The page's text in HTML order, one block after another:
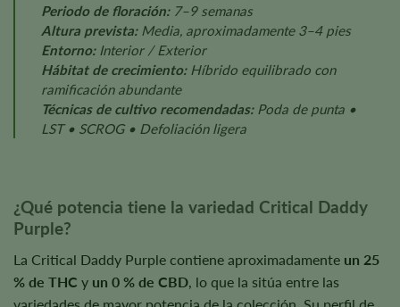
Periodo de floración:7–9 semanas
Altura prevista:Media, aproximadamente 3–4 pies
Entorno:Interior / Exterior
Hábitat de crecimiento:Híbrido equilibrado con
ramificación abundante
Técnicas de cultivo recomendadas:Poda de punta •
LST • SCROG • Defoliación ligera
¿Qué potencia tiene la variedad Critical Daddy
Purple?
La Critical Daddy Purple contiene aproximadamente un 25
% de THC y un 0 % de CBD , lo que la sitúa entre las
variedades de mayor potencia de la colección. Su perfil de